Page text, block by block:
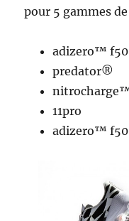
pour 5 gammes
adizero™ f50
predator®
11pro
adizero™ f50